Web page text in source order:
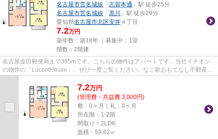
名古屋市営名城線 「 志賀本通 」駅 徒歩25分
名古屋市営名城線 「 黒川
」駅 徒歩29分
愛知県名古屋市北区安井 ４丁目
7.2万円
築年数：築18年 ｜募集中： 1室
階数：2階建
名古屋金田郵便局まで365mです。こちらの物件はアパートです。当社イチオシ
の物件の「LucentHouse」。ぜひ一度ご覧ください。なご家おもてなし不動産な
7.2万円
(管理費・共益費 3,000円)
敷：0ヶ月｜礼：0ヶ月
所在階：1-2階
間取り：2LDK
面積：59.62㎡